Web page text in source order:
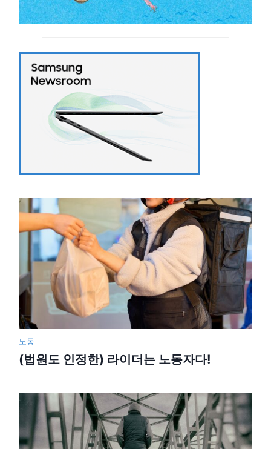
노동
(법원도 인정한) 라이더는 노동자다!